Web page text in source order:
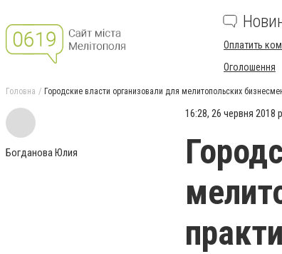
Оплатить
Оголошення
Головна Городские власти организовали для мелитопольских
Богданова Юлия
16:28, 26 червня 2018